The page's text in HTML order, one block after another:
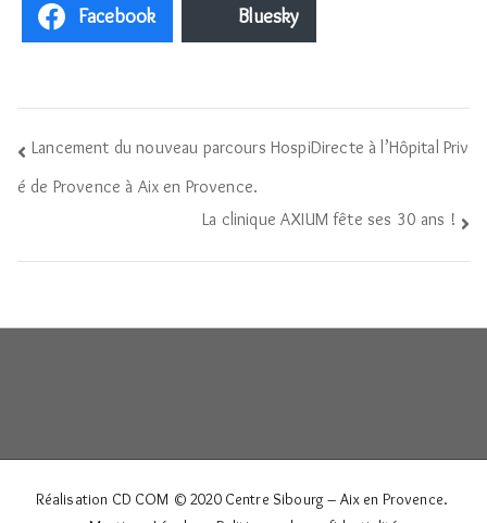
Facebook Bluesky
Navigation
de
Lancement du nouveau parcours HospiDirecte à l’Hôpital Priv
é de Provence à Aix en Provence.
La clinique AXIUM fête ses 30 ans !
Réalisation CD COM © 2020 Centre Sibourg – Aix en Provence.